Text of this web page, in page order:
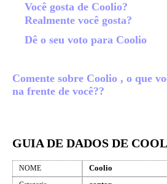
Você gosta de Coolio?
Realmente você gosta?
Dê o seu voto para Coolio
Comente sobre Coolio , o que
na frente de você??
GUIA DE DADOS DE
NOME Coolio